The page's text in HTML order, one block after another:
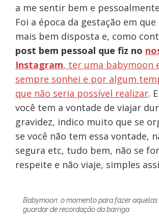
a me sentir bem e
Foi a época da gestação em
mais bem disposta e, como
post bem pessoal que fiz no
Instagram, ter uma babymoon
sempre sonhei e por algum
que não seria possível realizar.
você tem a vontade de viajar
gravidez, indico muito que se
se você não tem essa vontade,
segura etc, tudo bem, não se
respeite e não viaje, simples
Babymoon: o momento para fazer
guardar de recordação da barriga